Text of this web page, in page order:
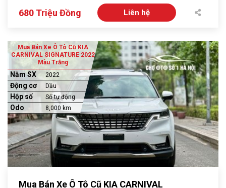
680 Triệu Đồng Liên hệ
Mua Bán Xe Ô Tô Cũ KIA
CARNIVAL SIGNATURE 2022
Màu Trắng
Năm SX 2022
Động cơ Dầu
Hộp số Số tự động
Odo 8,000 km
Mua Bán Xe Ô Tô Cũ KIA CARNIVAL